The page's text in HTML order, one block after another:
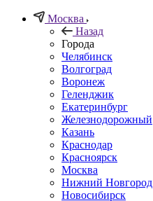
Москва
Назад
Города
Челябинск
Волгоград
Воронеж
Геленджик
Екатеринбург
Железнодорожный
Казань
Краснодар
Красноярск
Москва
Нижний Новгород
Новосибирск